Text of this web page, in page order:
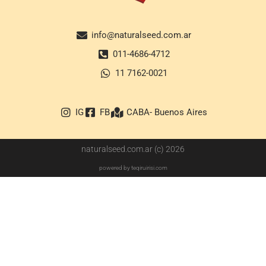
info@naturalseed.com.ar
011-4686-4712
11 7162-0021
IG FB CABA- Buenos Aires
naturalseed.com.ar (c) 2026
powered by teqiruirisi.com